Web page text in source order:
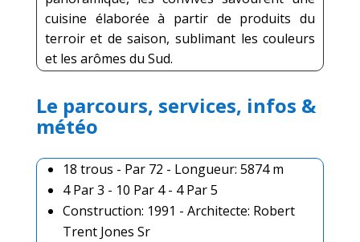
cuisine élaborée à partir de produits du
terroir et de saison, sublimant les couleurs
et les arômes du Sud.
Le parcours, services, infos &
météo
18 trous - Par 72 - Longueur: 5874 m
4 Par 3 - 10 Par 4 - 4 Par 5
Construction: 1991 - Architecte: Robert
Trent Jones Sr